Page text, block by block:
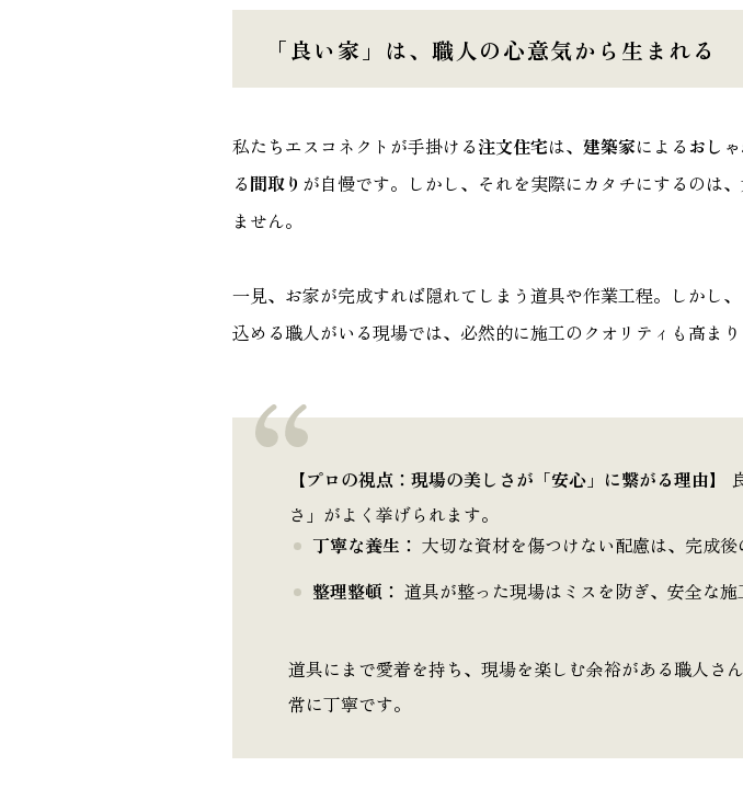
「良い家」は、職人の心意気から生まれる
私たちエスコネクトが手掛ける注文住宅は、 建築家によるおし
る間取り が自慢です。しかし、それを実際にカタチにするのは
ません。
一見、お家が完成すれば隠れてしまう道具や作業工程。しかし
込める職人がいる現場では、必然的に施工のクオリティも高まり
【プロの視点：現場の美しさが「安心」に繋がる理由】
さ」がよく挙げられます。
丁寧な養生： 大切な資材を傷つけない配慮は、完成後
整理整頓： 道具が整った現場はミスを防ぎ、安全な施
道具にまで愛着を持ち、現場を楽しむ余裕がある職人さ
常に丁寧です。